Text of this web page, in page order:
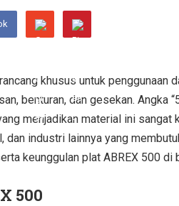
khusus untuk penggunaan
benturan, dan gesekan. Angka
menjadikan material ini
industri lainnya yang
keunggulan plat ABREX 500 di
500